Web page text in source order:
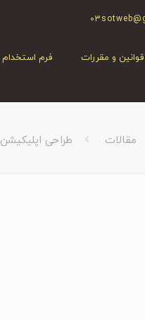
قوانین و مقررات فرم استخدام
مقالات طراحی اپلیکیشن